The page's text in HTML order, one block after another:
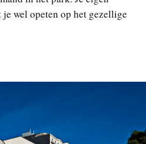
wel opeten op het gezellige